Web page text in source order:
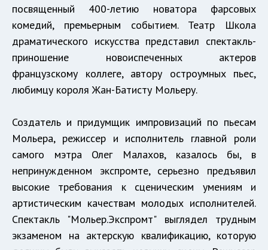
посвященный 400-летию новатора фарсовых
комедий, премьерным событием. Театр Школа
драматического искусства представил спектакль-
приношение новоиспеченных актеров
французскому коллеге, автору остроумных пьес,
любимцу короля Жан-Батисту Мольеру.
Создатель и придумщик импровизаций по пьесам
Мольера, режиссер и исполнитель главной роли
самого мэтра Олег Малахов, казалось бы, в
непринужденном экспромте, серьезно предъявил
высокие требования к сценическим умениям и
артистическим качествам молодых исполнителей.
Спектакль "Мольер.Экспромт" выглядел трудным
экзаменом на актерскую квалификацию, которую